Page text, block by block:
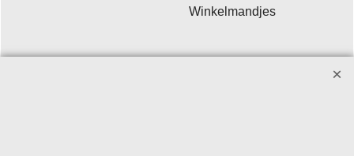
Winkelmandjes
Winkelmateriaal - Deco Sign & Code BV